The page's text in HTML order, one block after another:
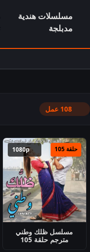
مسلسلات هندية
مدبلجة
108 عمل
حلقة 105 1080p
مسلسل ظلك وطني
مترجم حلقة 105